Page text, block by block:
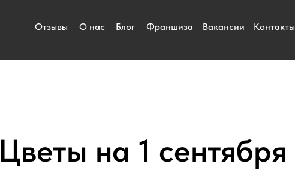
О нас
Отзывы Контакты
Блог Вакансии
Франшиза
Цветы на 1 сентября